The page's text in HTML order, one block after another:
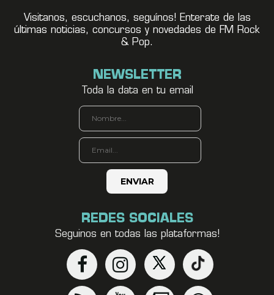
Visitanos, escuchanos, seguínos! Enterate de las
últimas noticias, concursos y novedades de FM Rock
& Pop.
NEWSLETTER
Toda la data en tu email
REDES SOCIALES
Seguinos en todas las plataformas!